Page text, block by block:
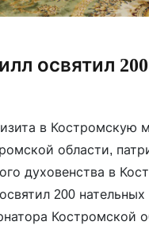
освятил
в Костромскую
области,
духовенства в
200
Костромской